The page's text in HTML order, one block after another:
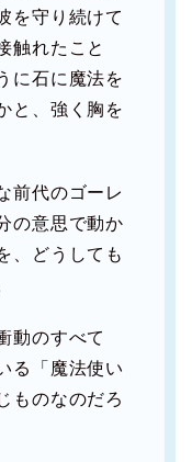
を守り続けて
触れたこと
に石に魔法を
と、強く胸を
前代のゴーレ
の意思で動か
、どうしても
動のすべて
る「魔法使い
ものなのだろ